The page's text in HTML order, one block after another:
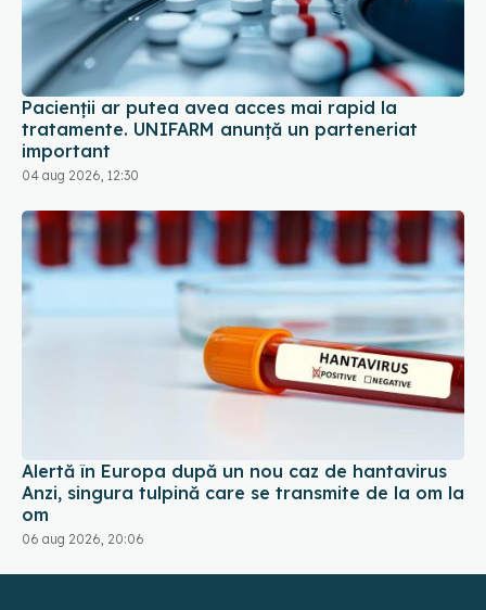
Pacienții ar putea avea acces mai rapid la
tratamente. UNIFARM anunță un parteneriat
important
04 aug 2026, 12:30
Alertă în Europa după un nou caz de hantavirus
Anzi, singura tulpină care se transmite de la om la
om
06 aug 2026, 20:06